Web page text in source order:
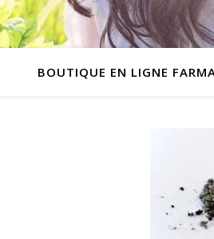
BOUTIQUE EN LIGNE